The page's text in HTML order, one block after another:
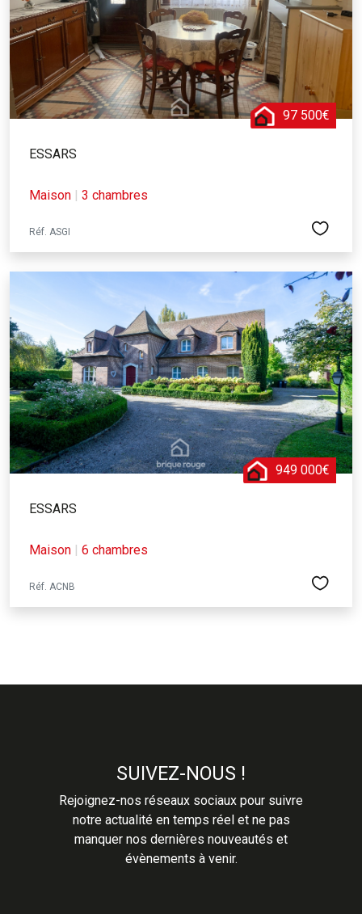
97 500€
ESSARS
Maison | 3 chambres
Réf. ASGI
949 000€
ESSARS
Maison | 6 chambres
Réf. ACNB
SUIVEZ-NOUS !
Rejoignez-nos réseaux sociaux pour suivre
notre actualité en temps réel et ne pas
manquer nos dernières nouveautés et
évènements à venir.